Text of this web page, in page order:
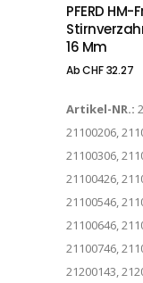
PFERD
16 Mm
AbCHF32.27
Artikel-NR.:
21100206,
21100306,
21100426,
21100546,
21100646,
21100746,
21200143,